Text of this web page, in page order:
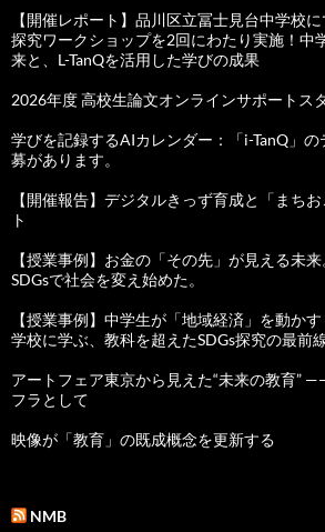
【開催レポート】品川区立冨士見台中学校に
探究ワークショップを2回にわたり実施！中
来と、L-TanQを活用した学びの成果
2026年度 高校生論文オンラインサポートス
学びを記録するAIカレンダー：「i-TanQ」
募があります。
【開催報告】デジタルきっず育成と「まち
ト
【授業事例】お金の「その先」が見える未
SDGsで社会を変え始めた。
【授業事例】中学生が「地域経済」を動か
学校に学ぶ、教科を超えたSDGs探究の最前
アートフェア東京から見えた“未来の教育”
フラとして
映像が「教育」の既成概念を更新する
NMB